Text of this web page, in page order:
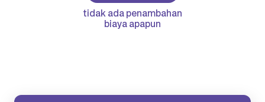
tidak ada penambahan
biaya apapun